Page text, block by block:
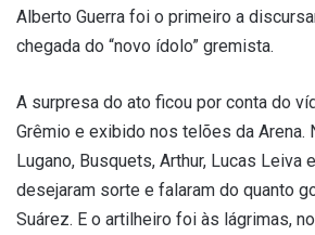
Alberto Guerra foi o primeiro a
chegada do “novo ídolo” gremista.
A surpresa do ato ficou por conta do
Grêmio e exibido nos telões da Arena.
Lugano, Busquets, Arthur, Lucas Leiva
desejaram sorte e falaram do quanto
Suárez. E o artilheiro foi às lágrimas,